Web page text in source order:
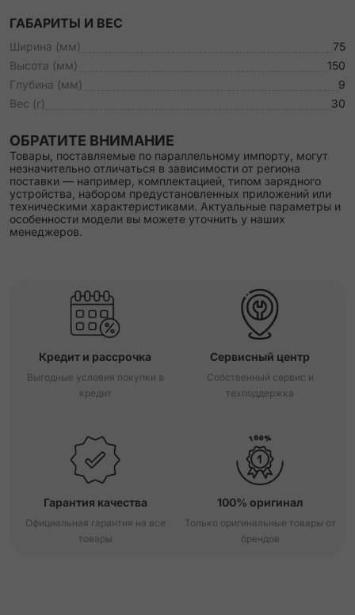
ГАБАРИТЫ И ВЕС
Ширина (мм)
75
Высота (мм)
150
Глубина (мм)
9
Вес (г)
30
ОБРАТИТЕ ВНИМАНИЕ
Товары, поставляемые по параллельному импорту, могут
незначительно отличаться в зависимости от региона
поставки — например, комплектацией, типом зарядного
устройства, набором предустановленных приложений или
техническими характеристиками. Актуальные параметры и
особенности модели вы можете уточнить у наших
менеджеров.
Кредит и рассрочка
Выгодные условия покупки в
кредит
Сервисный центр
Собственный сервис и
техподдержка
Гарантия качества
Официальная гарантия на все
товары
100% оригинал
Только оригинальные товары от
брендов